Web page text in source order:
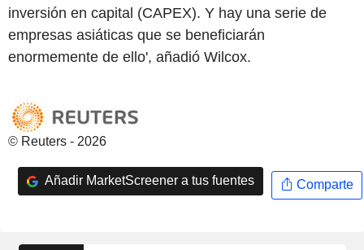
inversión en capital (CAPEX). Y hay una serie de
empresas asiáticas que se beneficiarán
enormemente de ello', añadió Wilcox.
© Reuters - 2026
Añadir MarketScreener a tus fuentes Comparte